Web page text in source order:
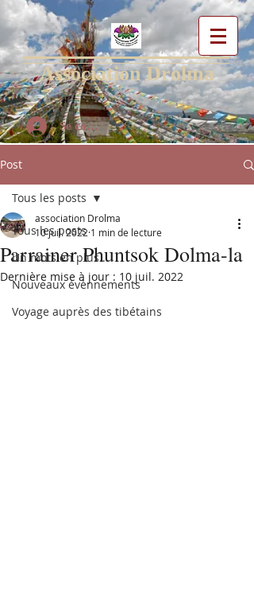
Association Drolma
Se connecter
Post
Tous les posts
Un mots en plus...
Nouveaux évènnements
Voyage auprès des tibétains
Tous les posts
Parrainer Phuntsok Dolma-la
association Drolma
10 juil. 2022 1 min de lecture
Dernière mise à jour : 10 juil. 2022